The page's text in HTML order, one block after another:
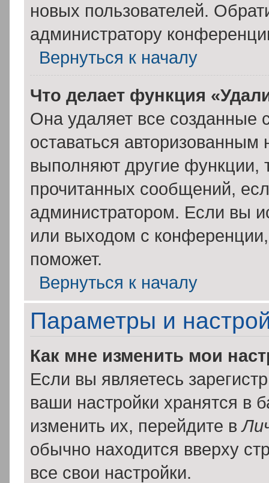
новых пользователей.
администратору
Вернуться к началу
Что делает функция
Она удаляет все созданные
оставаться
выполняют другие функции,
прочитанных сообщений,
администратором. Если вы
или выходом с
поможет.
Вернуться к началу
Параметры и
Как мне изменить мои
Если вы являетесь
ваши настройки хранятся в
изменить их, перейдите в
обычно находится вверху
все свои настройки.